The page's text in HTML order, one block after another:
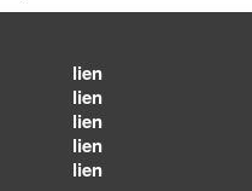
lien
lien
lien
lien
lien